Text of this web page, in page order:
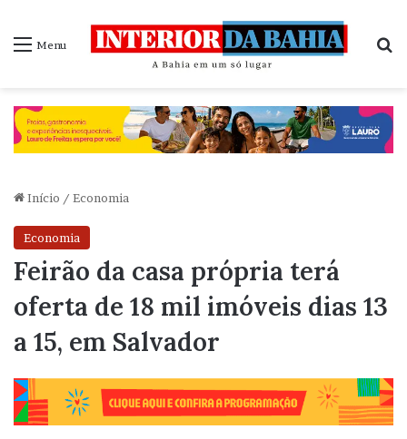
Menu
Início / Economia
Economia
Feirão da casa própria terá
oferta de 18 mil imóveis dias 13
a 15, em Salvador